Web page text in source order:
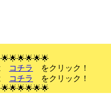
コチラ
をクリック！
コチラ
をクリック！